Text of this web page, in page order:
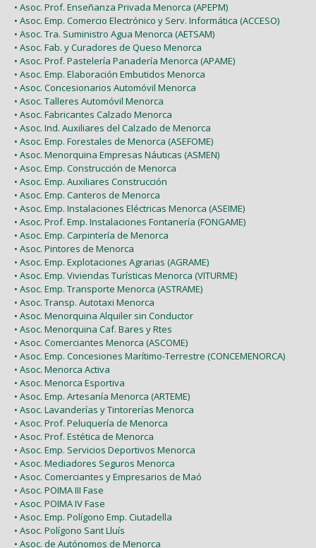
• Asoc. Prof. Enseñanza Privada Menorca (APEPM)
• Asoc. Emp. Comercio Electrónico y Serv. Informática (ACCESO)
• Asoc. Tra. Suministro Agua Menorca (AETSAM)
• Asoc. Fab. y Curadores de Queso Menorca
• Asoc. Prof. Pastelería Panadería Menorca (APAME)
• Asoc. Emp. Elaboración Embutidos Menorca
• Asoc. Concesionarios Automóvil Menorca
• Asoc. Talleres Automóvil Menorca
• Asoc. Fabricantes Calzado Menorca
• Asoc. Ind. Auxiliares del Calzado de Menorca
• Asoc. Emp. Forestales de Menorca (ASEFOME)
• Asoc. Menorquina Empresas Náuticas (ASMEN)
• Asoc. Emp. Construcción de Menorca
• Asoc. Emp. Auxiliares Construcción
• Asoc. Emp. Canteros de Menorca
• Asoc. Emp. Instalaciones Eléctricas Menorca (ASEIME)
• Asoc. Prof. Emp. Instalaciones Fontanería (FONGAME)
• Asoc. Emp. Carpintería de Menorca
• Asoc. Pintores de Menorca
• Asoc. Emp. Explotaciones Agrarias (AGRAME)
• Asoc. Emp. Viviendas Turísticas Menorca (VITURME)
• Asoc. Emp. Transporte Menorca (ASTRAME)
• Asoc. Transp. Autotaxi Menorca
• Asoc. Menorquina Alquiler sin Conductor
• Asoc. Menorquina Caf. Bares y Rtes
• Asoc. Comerciantes Menorca (ASCOME)
• Asoc. Emp. Concesiones Marítimo-Terrestre (CONCEMENORCA)
• Asoc. Menorca Activa
• Asoc. Menorca Esportiva
• Asoc. Emp. Artesanía Menorca (ARTEME)
• Asoc. Lavanderías y Tintorerías Menorca
• Asoc. Prof. Peluquería de Menorca
• Asoc. Prof. Estética de Menorca
• Asoc. Emp. Servicios Deportivos Menorca
• Asoc. Mediadores Seguros Menorca
• Asoc. Comerciantes y Empresarios de Maó
• Asoc. POIMA III Fase
• Asoc. POIMA IV Fase
• Asoc. Emp. Polígono Emp. Ciutadella
• Asoc. Polígono Sant Lluís
• Asoc. de Autónomos de Menorca